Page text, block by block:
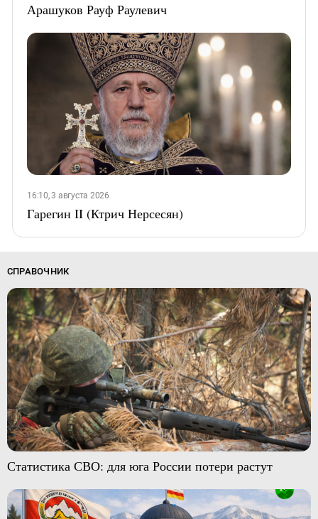
Арашуков Рауф Раулевич
16:10, 3 августа 2026
Гарегин II (Ктрич Нерсесян)
СПРАВОЧНИК
Статистика СВО: для юга России потери растут